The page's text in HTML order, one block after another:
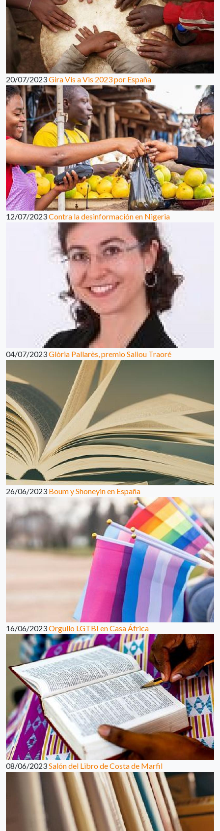
20/07/2023Gira Vis a Vis 2023 por España
12/07/2023Contra la desinformación en Nigeria
04/07/2023Glòria Pallarès, premio Saliou Traoré
26/06/2023 Boum y Shoneyin en España
16/06/2023Orgullo LGTBI en Casa África
08/06/2023Salón del Libro de Costa de Marfil